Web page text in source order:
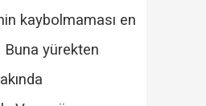
kaybolmaması en
yürekten